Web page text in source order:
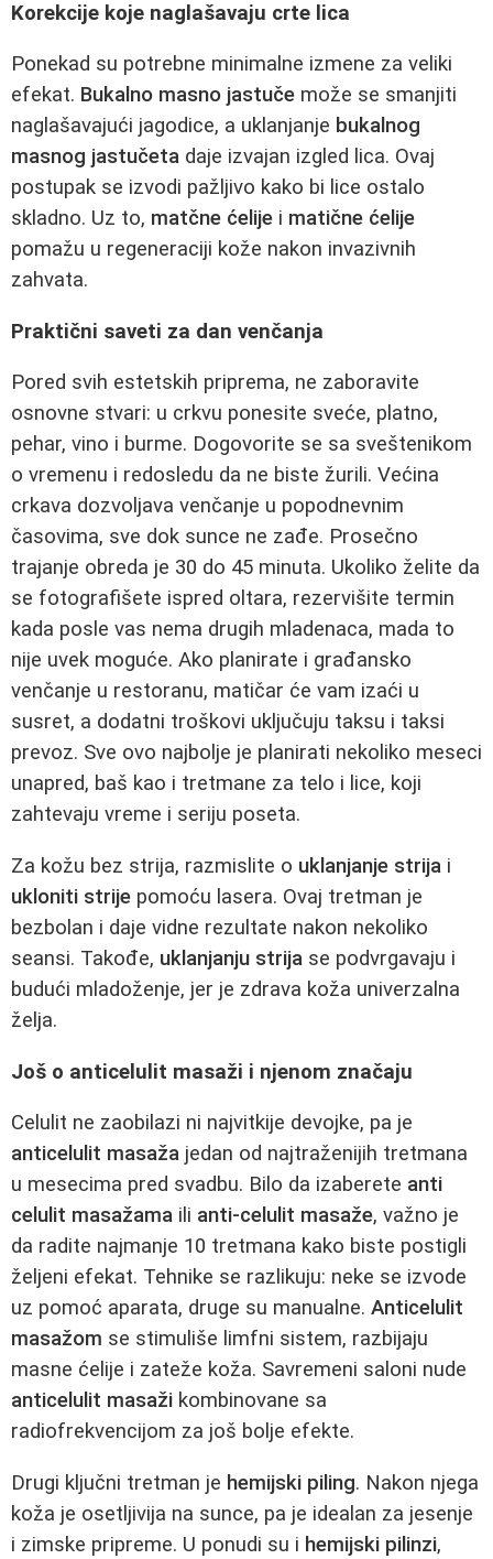
Korekcije koje naglašavaju crte lica
Ponekad su potrebne minimalne izmene za veliki
efekat. Bukalno masno jastuče može se smanjiti
naglašavajući jagodice, a uklanjanje bukalnog
masnog jastučeta daje izvajan izgled lica. Ovaj
postupak se izvodi pažljivo kako bi lice ostalo
skladno. Uz to, matčne ćelije i matične ćelije
pomažu u regeneraciji kože nakon invazivnih
zahvata.
Praktični saveti za dan venčanja
Pored svih estetskih priprema, ne zaboravite
osnovne stvari: u crkvu ponesite sveće, platno,
pehar, vino i burme. Dogovorite se sa sveštenikom
o vremenu i redosledu da ne biste žurili. Većina
crkava dozvoljava venčanje u popodnevnim
časovima, sve dok sunce ne zađe. Prosečno
trajanje obreda je 30 do 45 minuta. Ukoliko želite da
se fotografišete ispred oltara, rezervišite termin
kada posle vas nema drugih mladenaca, mada to
nije uvek moguće. Ako planirate i građansko
venčanje u restoranu, matičar će vam izaći u
susret, a dodatni troškovi uključuju taksu i taksi
prevoz. Sve ovo najbolje je planirati nekoliko meseci
unapred, baš kao i tretmane za telo i lice, koji
zahtevaju vreme i seriju poseta.
Za kožu bez strija, razmislite o uklanjanje strija i
ukloniti strije pomoću lasera. Ovaj tretman je
bezbolan i daje vidne rezultate nakon nekoliko
seansi. Takođe, uklanjanju strija se podvrgavaju i
budući mladoženje, jer je zdrava koža univerzalna
želja.
Još o anticelulit masaži i njenom značaju
Celulit ne zaobilazi ni najvitkije devojke, pa je
anticelulit masaža jedan od najtraženijih tretmana
u mesecima pred svadbu. Bilo da izaberete anti
celulit masažama ili anti-celulit masaže, važno je
da radite najmanje 10 tretmana kako biste postigli
željeni efekat. Tehnike se razlikuju: neke se izvode
uz pomoć aparata, druge su manualne. Anticelulit
masažom se stimuliše limfni sistem, razbijaju
masne ćelije i zateže koža. Savremeni saloni nude
anticelulit masaži kombinovane sa
radiofrekvencijom za još bolje efekte.
Drugi ključni tretman je hemijski piling. Nakon njega
koža je osetljivija na sunce, pa je idealan za jesenje
i zimske pripreme. U ponudi su i hemijski pilinzi,